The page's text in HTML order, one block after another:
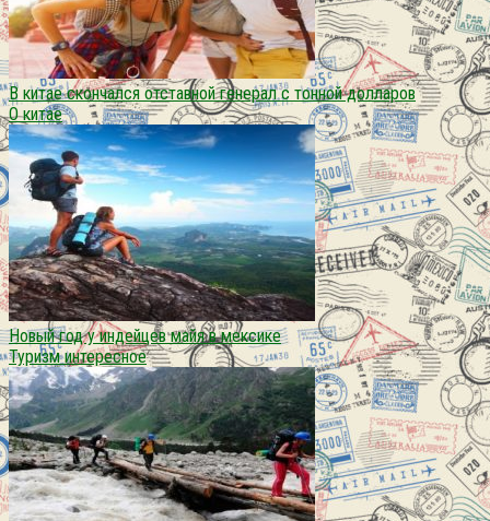
В китае скончался отставной генерал с тонной долларов
О китае
Новый год у индейцев майя в мексике
Туризм интересное